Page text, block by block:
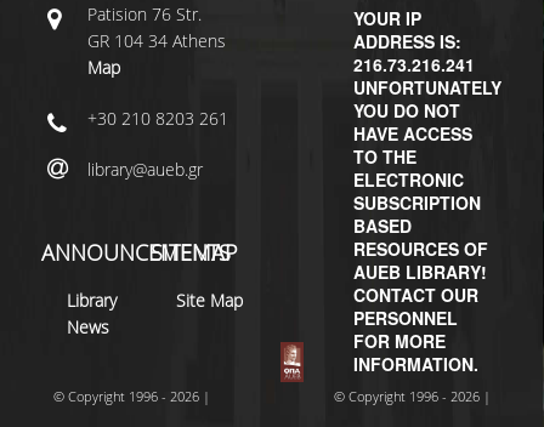
YOUR IP
ADDRESS IS:
216.73.216.241
UNFORTUNATELY
YOU DO NOT
HAVE ACCESS
TO THE
ELECTRONIC
SUBSCRIPTION
BASED
RESOURCES OF
AUEB LIBRARY!
CONTACT OUR
PERSONNEL
FOR MORE
INFORMATION.
Patisiοn 76 Str.
GR 104 34 Athens
Map
+30 210 8203 261
library@aueb.gr
ANNOUNCEMENTS
Library
News
SITEMAP
Site Map
© Copyright 1996 - 2026 |
© Copyright 1996 - 2026 |